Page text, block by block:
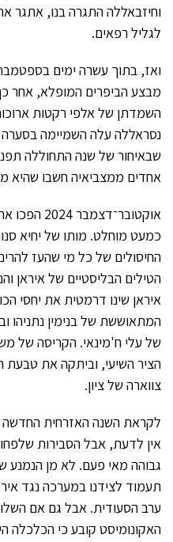
וחיזבאללה התגרה בנו, אִתגר
לגליל רפאים.
מבצע הביפרים המופלא, אחר
השמדתן של אלפי רקטות
נסראללה עלה השמיימה בסערה
שבאיחור של שנה התחוללה
אחדים ממצביאיה חשבו שהיא
כמעט מוחלט. מותו של יחיא
החיסולים של כל מי שהעז
הטילים הבליסטיים של איראן
איראן שינו דרמטית את יחסי
המתאוששת של בנימין נתניהו
של עלי ח'מינאי. הקריסה של
הציר השיעי, וביתקה את טבעת
צווארה של ציון.
לקראת השנה האזרחית החדשה
אין לדעת, אבל הסבירות
גבוהה מאי פעם. לא מן הנמנע
תעמוד לצידנו במערכה נגד
ערב הסעודית. אבל גם אם
האקונומיסט קובע כי הכלכלה